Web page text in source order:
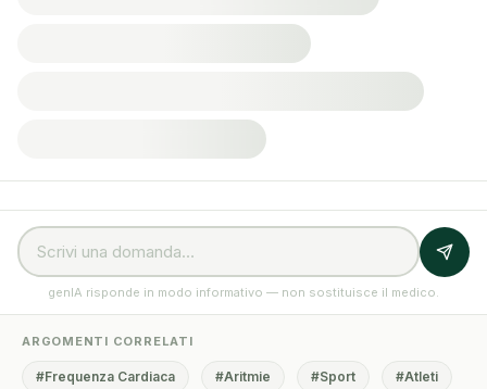
genIA risponde in modo informativo — non sostituisce il medico.
ARGOMENTI CORRELATI
#Frequenza Cardiaca #Aritmie #Sport #Atleti